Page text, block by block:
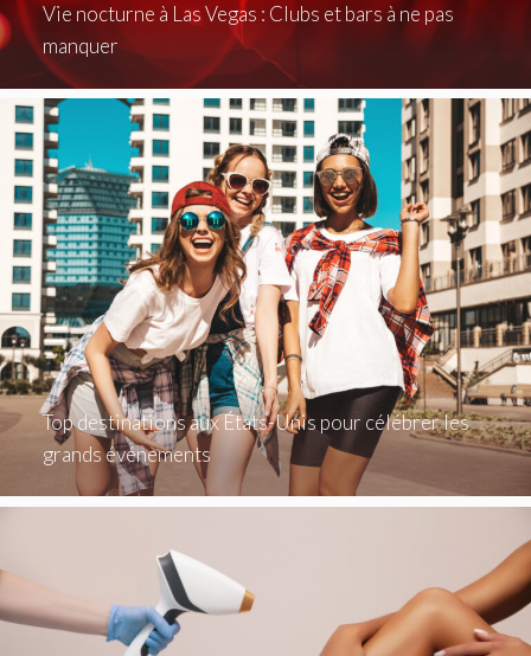
Vie nocturne à Las Vegas : Clubs et bars à ne pas
manquer
Top destinations aux États-Unis pour célébrer les
grands événements